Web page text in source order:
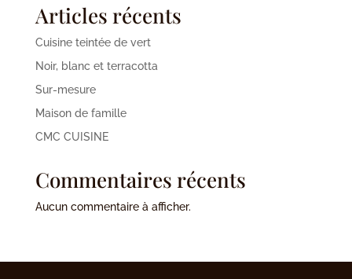
Articles récents
Cuisine teintée de vert
Noir, blanc et terracotta
Sur-mesure
Maison de famille
CMC CUISINE
Commentaires récents
Aucun commentaire à afficher.